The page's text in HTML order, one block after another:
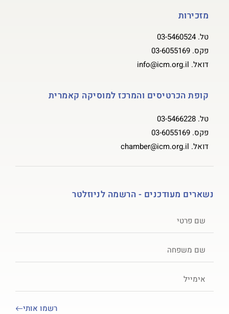
מזכירות
טל. 03-5460524
פקס. 03-6055169
דואל. info@icm.org.il
קופת הכרטיסים והמרכז למוסיקה קאמרית
טל. 03-5466228
פקס. 03-6055169
דואל. chamber@icm.org.il
נשארים מעודכנים - הרשמה לניוזלטר
רשמו אותי